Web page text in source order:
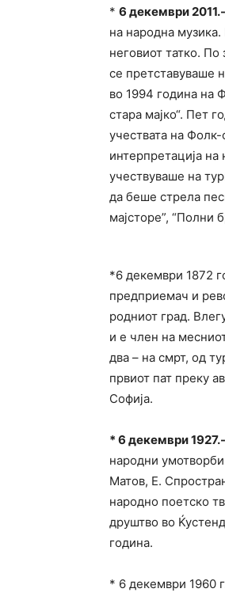
* 6 декември 2011.-
на народна
неговиот татко. По
се претставуваше
во 1994 година на
стара мајко“. Пет
учествата на
интерпретација на
учествуваше на
да беше стрела
мајсторе”, “Полни
*6 декември 1872
предприемач и
родниот град.
и е член на
два – на смрт, од
првиот пат преку
Софија.
* 6 декември 1927.-
народни
Матов, Е.
народно поетско
друштво во
година.
* 6 декември 1960